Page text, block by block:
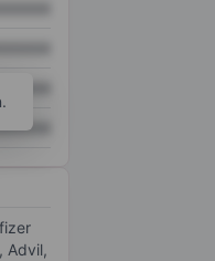
Advil,